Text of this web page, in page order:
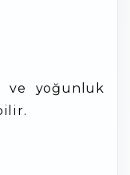
ve yoğunluk